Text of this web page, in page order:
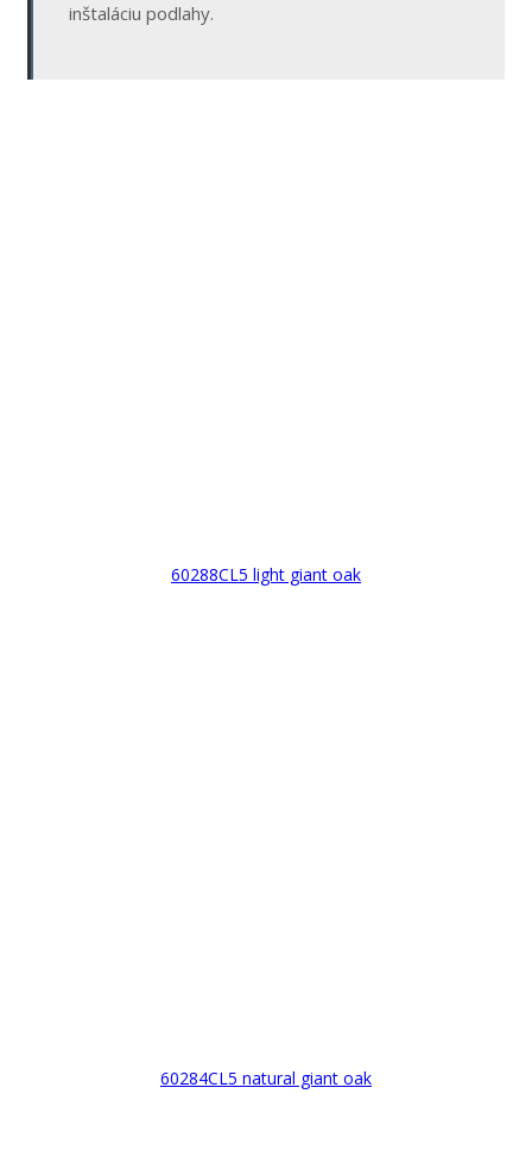
inštaláciu podlahy.
60288CL5 light giant oak
60284CL5 natural giant oak